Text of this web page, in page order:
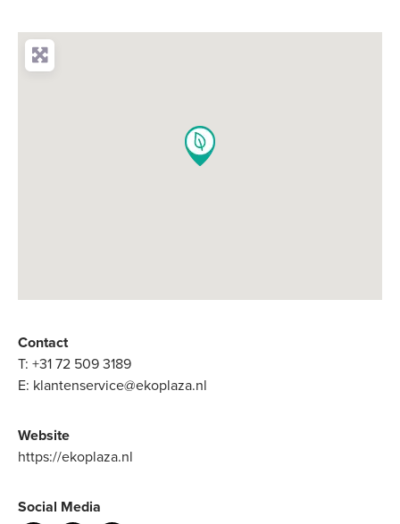
Contact
T: +31 72 509 3189
E: klantenservice@ekoplaza.nl
Website
https://ekoplaza.nl
Social Media